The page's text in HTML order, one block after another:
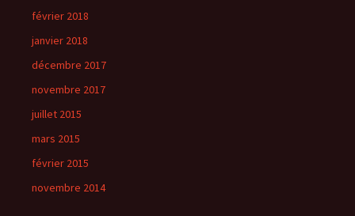
février 2018
janvier 2018
décembre 2017
novembre 2017
juillet 2015
mars 2015
février 2015
novembre 2014